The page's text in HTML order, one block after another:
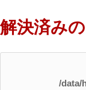
解決済み
/data/